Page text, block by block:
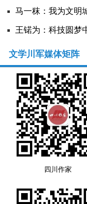
马一秣：我为文明
王锘为：科技圆梦
文学川军媒体矩阵
四川作家